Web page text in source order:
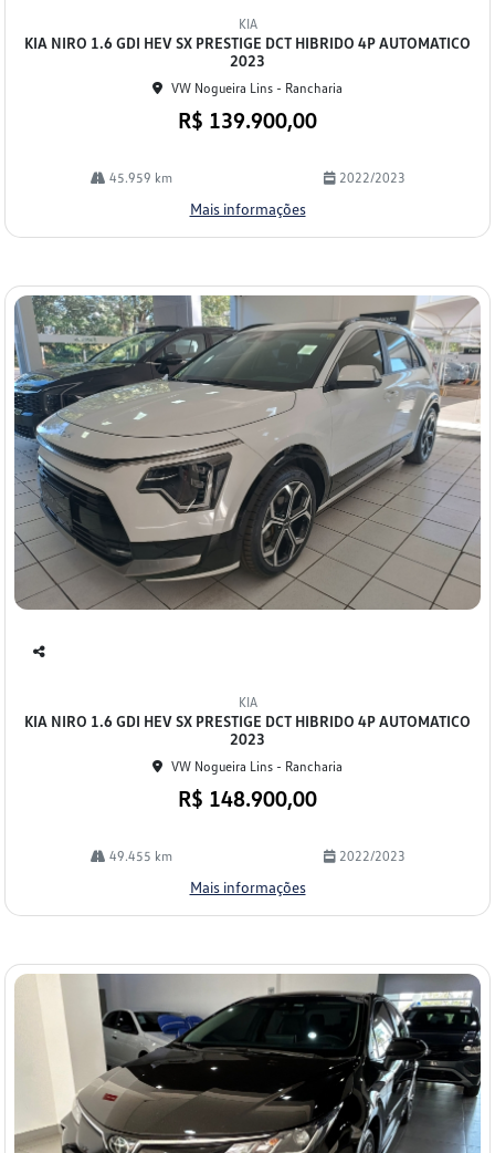
lhe
KIA
KIA NIRO 1.6 GDI HEV SX PRESTIGE DCT HIBRIDO 4P AUTOMATICO
2023
VW Nogueira Lins - Rancharia
R$ 139.900,00
45.959 km 2022/2023
Mais informações
lhe
KIA
KIA NIRO 1.6 GDI HEV SX PRESTIGE DCT HIBRIDO 4P AUTOMATICO
2023
VW Nogueira Lins - Rancharia
R$ 148.900,00
49.455 km 2022/2023
Mais informações